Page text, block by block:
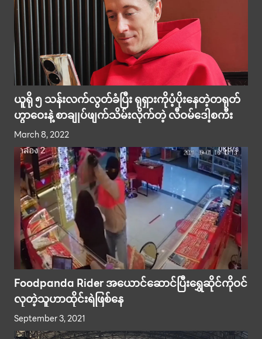
ယူရို ၅ သန်းလက်လွတ်ခံပြီး ရုရှားကိုပံ့ပိုးနေတဲ့တရုတ်
ဟွာဝေးနဲ့ စာချုပ်ဖျက်သိမ်းလိုက်တဲ့ လီဝမ်ဒေါ့စကီး
March 8, 2022
Foodpanda Rider အယောင်ဆောင်ပြီးရွှေဆိုင်ကိုဝင်
လုတဲ့သူဟာထိုင်းရဲဖြစ်နေ
September 3, 2021